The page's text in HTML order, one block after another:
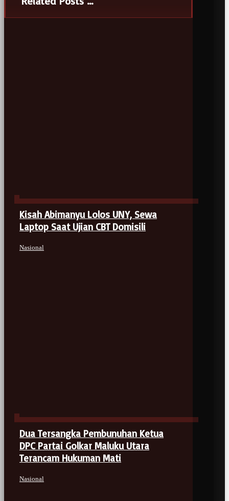
Kisah Abimanyu Lolos UNY, Sewa
Laptop Saat Ujian CBT Domisili
Nasional
Dua Tersangka Pembunuhan Ketua
DPC Partai Golkar Maluku Utara
Terancam Hukuman Mati
Nasional